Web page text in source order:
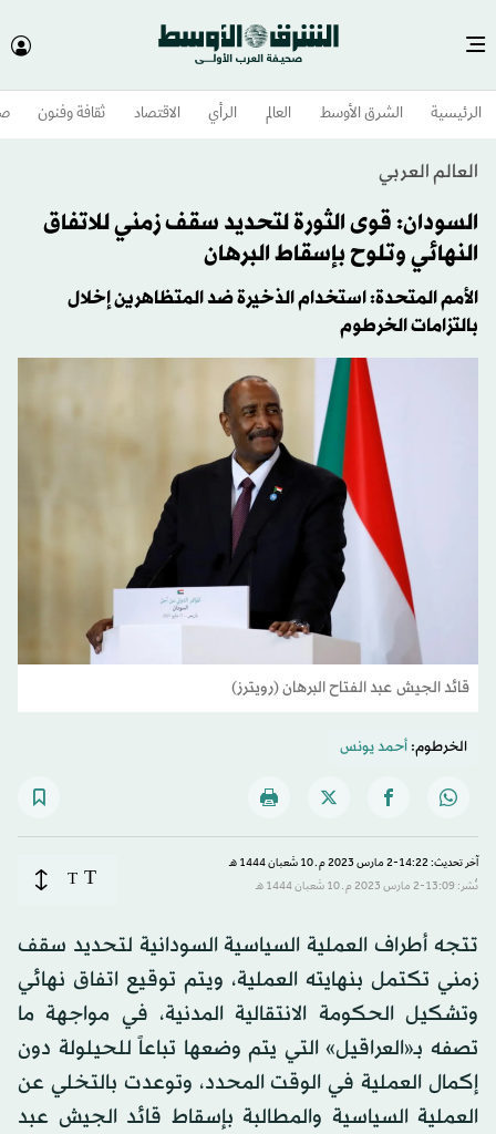
الرئيسية الشرق الأوسط​ العالم الرأي الاقتصاد ثقافة وفنون
العالم العربي
السودان: قوى الثورة لتحديد سقف زمني للاتفاق
النهائي وتلوح بإسقاط البرهان
الأمم المتحدة: استخدام الذخيرة ضد المتظاهرين إخلال
بالتزامات الخرطوم
قائد الجيش عبد الفتاح البرهان (رويترز)
الخرطوم:أحمد يونس
آخر تحديث: 14:22-2 مارس 2023 م ـ 10 شَعبان 1444 هـ
نُشر: 13:09-2 مارس 2023 م ـ 10 شَعبان 1444 هـ
T
T
تتجه أطراف العملية السياسية السودانية لتحديد سقف
زمني تكتمل بنهايته العملية، ويتم توقيع اتفاق نهائي
وتشكيل الحكومة الانتقالية المدنية، في مواجهة ما
تصفه بـ«العراقيل» التي يتم وضعها تباعاً للحيلولة دون
إكمال العملية في الوقت المحدد، وتوعدت بالتخلي عن
العملية السياسية والمطالبة بإسقاط قائد الجيش عبد